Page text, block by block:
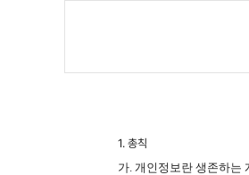
1. 총칙
가. 개인정보란 생존하는